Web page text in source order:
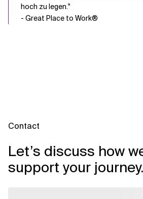
hoch zu legen."
- Great Place to Work®
Contact
Let’s discuss how
support your journey.